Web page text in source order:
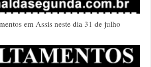
em Assis neste dia 31 de julho